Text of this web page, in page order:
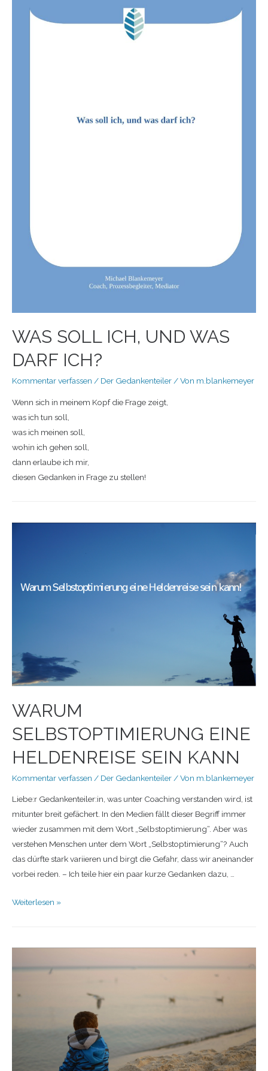
WAS SOLL ICH, UND WAS
DARF ICH?
Kommentar verfassen / Der Gedankenteiler/ Von m.blankemeyer
Wenn sich in meinem Kopf die Frage zeigt,
was ich tun soll,
was ich meinen soll,
wohin ich gehen soll,
dann erlaube ich mir,
diesen Gedanken in Frage zu stellen!
WARUM
SELBSTOPTIMIERUNG EINE
HELDENREISE SEIN KANN
Kommentar verfassen / Der Gedankenteiler / Von m.blankemeyer
Liebe:r Gedankenteiler:in, was unter Coaching verstanden wird, ist
mitunter breit gefächert. In den Medien fällt dieser Begriff immer
wieder zusammen mit dem Wort „Selbstoptimierung“. Aber was
verstehen Menschen unter dem Wort „Selbstoptimierung“? Auch
das dürfte stark variieren und birgt die Gefahr, dass wir aneinander
vorbei reden. – Ich teile hier ein paar kurze Gedanken dazu, …
Weiterlesen »